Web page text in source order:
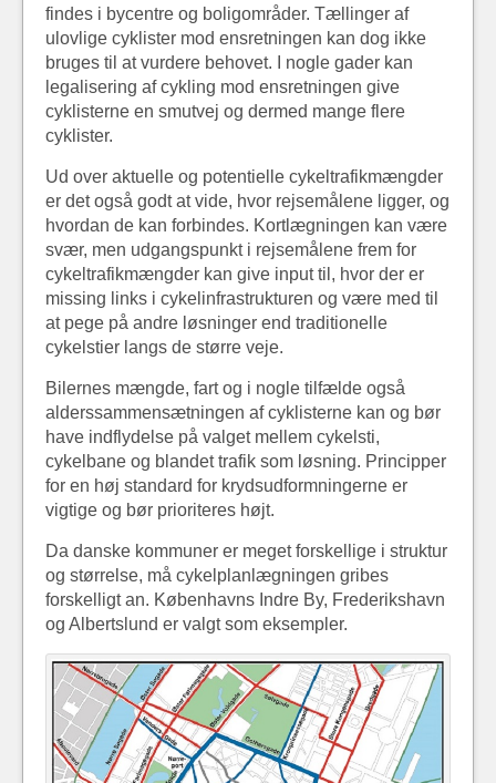
findes i bycentre og boligområder. Tællinger af
ulovlige cyklister mod ensretningen kan dog ikke
bruges til at vurdere behovet. I nogle gader kan
legalisering af cykling mod ensretningen give
cyklisterne en smutvej og dermed mange flere
cyklister.
Ud over aktuelle og potentielle cykeltrafikmængder
er det også godt at vide, hvor rejsemålene ligger, og
hvordan de kan forbindes. Kortlægningen kan være
svær, men udgangspunkt i rejsemålene frem for
cykeltrafikmængder kan give input til, hvor der er
missing links i cykelinfrastrukturen og være med til
at pege på andre løsninger end traditionelle
cykelstier langs de større veje.
Bilernes mængde, fart og i nogle tilfælde også
alderssammensætningen af cyklisterne kan og bør
have indflydelse på valget mellem cykelsti,
cykelbane og blandet trafik som løsning. Principper
for en høj standard for krydsudformningerne er
vigtige og bør prioriteres højt.
Da danske kommuner er meget forskellige i struktur
og størrelse, må cykelplanlægningen gribes
forskelligt an. Københavns Indre By, Frederikshavn
og Albertslund er valgt som eksempler.